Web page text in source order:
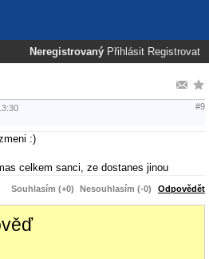
Neregistrovaný Přihlásit Registrovat
#9
:)
celkem sanci, ze dostanes jinou
Souhlasím (+0) Nesouhlasím (-0) Odpovědět